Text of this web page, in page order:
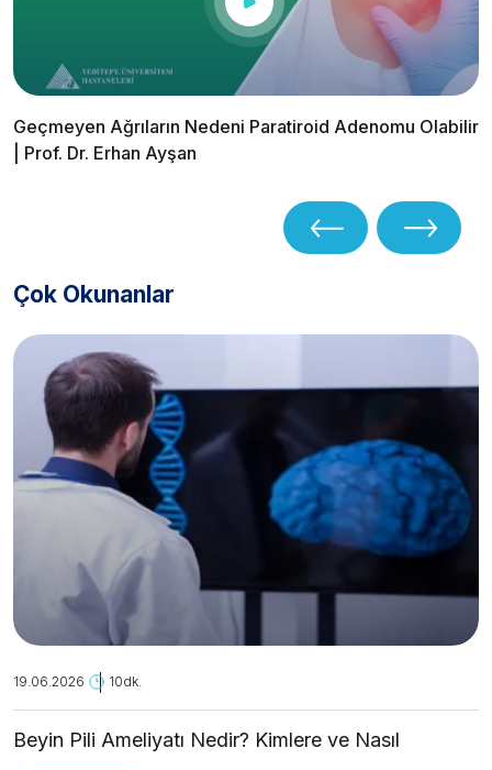
Geçmeyen Ağrıların Nedeni Paratiroid Adenomu Olabilir
| Prof. Dr. Erhan Ayşan
Çok Okunanlar
19.06.2026 10dk.
Beyin Pili Ameliyatı Nedir? Kimlere ve Nasıl